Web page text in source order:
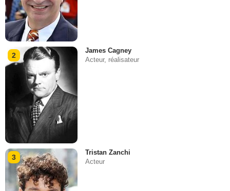
2
James Cagney
Acteur, réalisateur
3
Tristan Zanchi
Acteur